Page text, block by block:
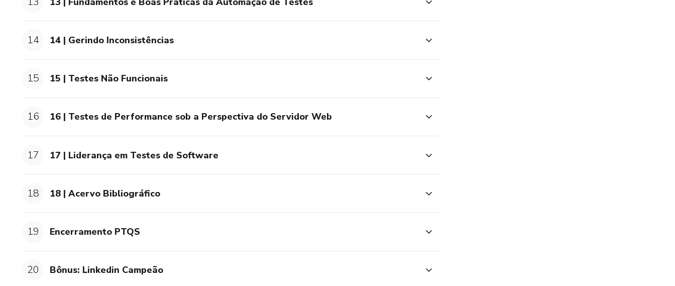
14 14 | Gerindo Inconsistências
15 15 | Testes Não Funcionais
16 16 | Testes de Performance sob a Perspectiva do Servidor Web
17 17 | Liderança em Testes de Software
18 18 | Acervo Bibliográfico
19 Encerramento PTQS
20 Bônus: Linkedin Campeão